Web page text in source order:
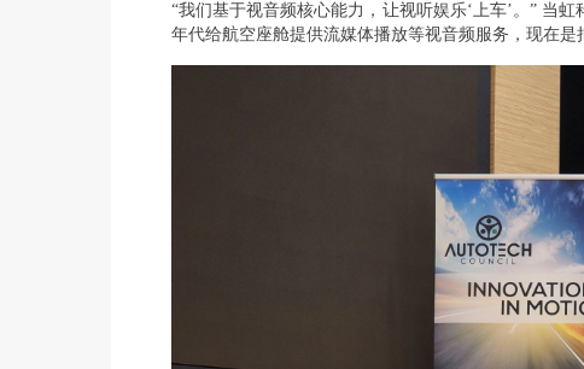
“我们基于视音频核心能力，让视听娱乐‘上车’。” 当
年代给航空座舱提供流媒体播放等视音频服务，现在